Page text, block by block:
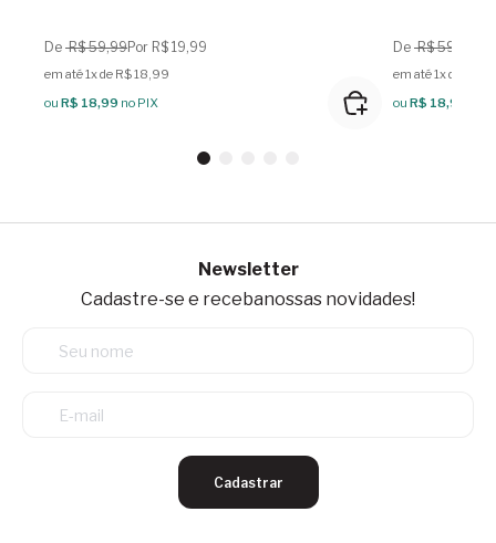
De R$ 59,99Por R$ 19,99
em até 1x de R$ 18,99
ou R$ 18,99 no PIX
De R$ 59,99
em até 1x de R$
ou R$ 18,99
Newsletter
Cadastre-se e recebanossas novidades!
Cadastrar